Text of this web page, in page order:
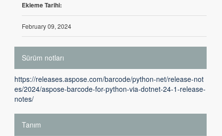
Ekleme Tarihi:
February 09, 2024
Sürüm notları
https://releases.aspose.com/barcode/python-net/release-not
es/2024/aspose-barcode-for-python-via-dotnet-24-1-release-
notes/
Tanım